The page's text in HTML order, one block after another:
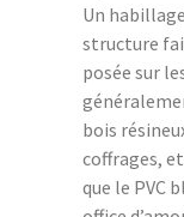
Un
structure
posée sur
bois
coffrages,
que le PVC